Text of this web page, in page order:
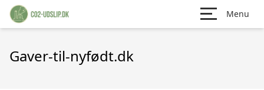
Menu
Gaver-til-nyfødt.dk